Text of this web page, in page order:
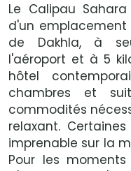
Le Calipau
d'un
de Dakhla, à
l'aéroport et à 5
hôtel
chambres et
commodités
relaxant.
imprenable sur la
Pour les